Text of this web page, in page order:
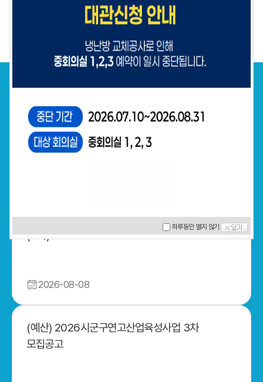
하루동안 열지 않기
1/ 1
지원사업
전체천안과학산업진흥원 충청남도 지원사업
2026년 소기업형 스마트공장 구축 지원사업 공고
(3차)
2026-08-08
(예산) 2026시군구연고산업육성사업 3차
모집공고